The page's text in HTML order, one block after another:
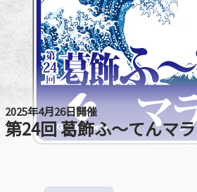
2025年4月26日開催
第24回 葛飾ふ～てんマ